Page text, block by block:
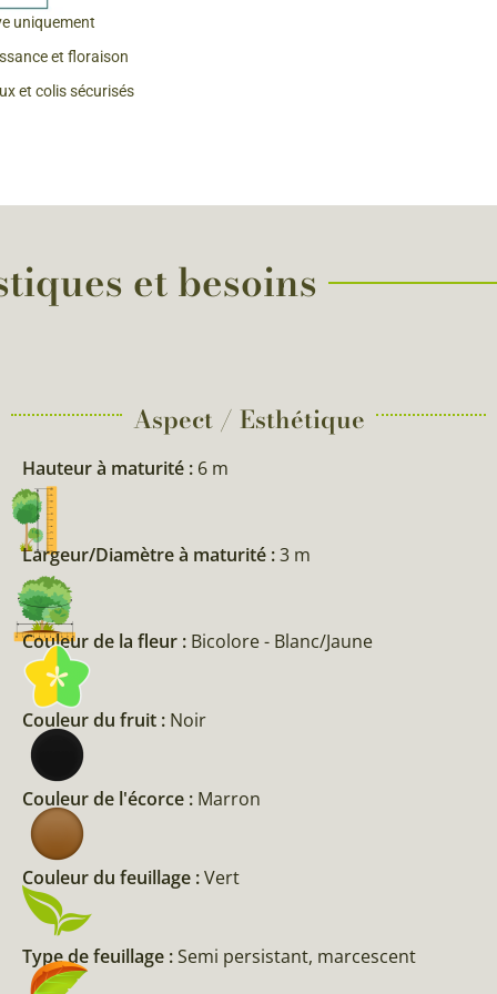
& Graines Spéciales Fraîcheur
fleurs de A à Z
uniquement
et floraison
et colis sécurisés
et besoins
Aspect / Esthétique
Hauteur à maturité : 6 m
Largeur/Diamètre à maturité :3 m
Couleur de la fleur : Bicolore - Blanc/Jaune
Couleur du fruit : Noir
Couleur de l'écorce : Marron
Couleur du feuillage :Vert
Type de feuillage :Semi persistant, marcescent